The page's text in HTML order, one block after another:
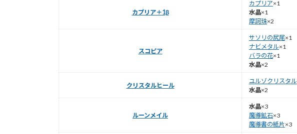
カプリア＋1β
カプリア×1
水晶×1
摩訶珠×2
スコピア
サソリの尻尾×1
ナビメタル×1
バラの花×1
水晶×2
クリスタルヒール
ユルゾクリスタル
水晶×2
ルーンメイル
水晶×3
魔導鉱石×3
魔導書の紙片×3